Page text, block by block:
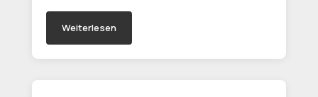
Weiterlesen